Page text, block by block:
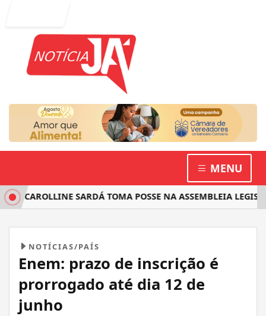
MENU
SARDÁ TOMA POSSE NA ASSEMBLEIA
NOTÍCIAS/PAÍS
Enem: prazo de inscrição é
prorrogado até dia 12 de
junho